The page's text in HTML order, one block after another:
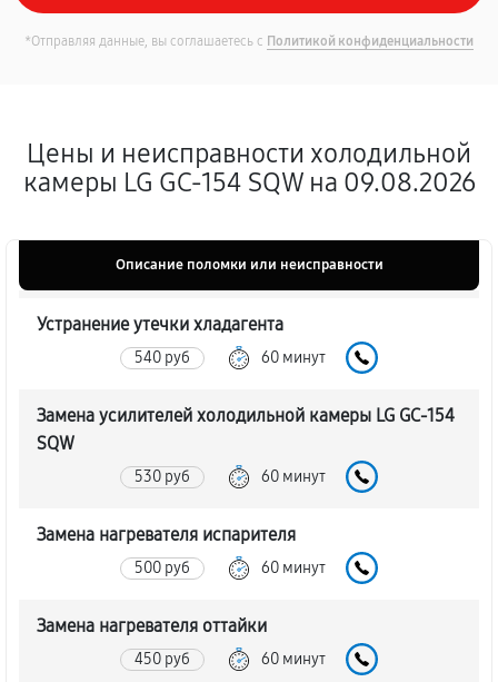
*Отправляя данные, вы соглашаетесь с Политикой конфиденциальности
Цены и неисправности холодильной
камеры LG GC-154 SQW на 09.08.2026
Описание поломки или неисправности
Устранение утечки хладагента
540 руб 60 минут
Замена усилителей холодильной камеры LG GC-154
SQW
530 руб 60 минут
Замена нагревателя испарителя
500 руб 60 минут
Замена нагревателя оттайки
450 руб 60 минут